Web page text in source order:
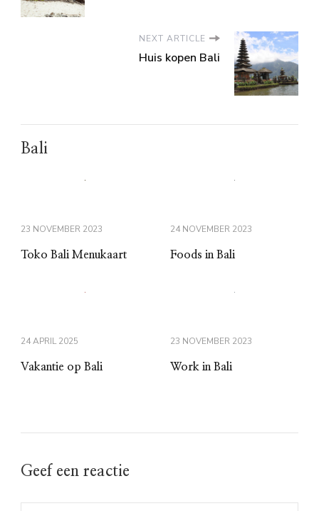
NEXT ARTICLE
Huis kopen Bali
Bali
23 NOVEMBER 2023
Toko Bali Menukaart
24 NOVEMBER 2023
Foods in Bali
24 APRIL 2025
Vakantie op Bali
23 NOVEMBER 2023
Work in Bali
Geef een reactie